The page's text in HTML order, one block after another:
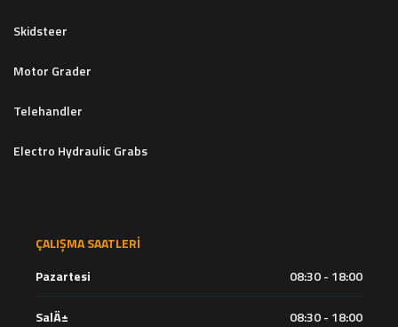
Skidsteer
Motor Grader
Telehandler
Electro Hydraulic Grabs
ÇALIŞMA SAATLERI
Pazartesi
08:30 - 18:00
SalÄ± 08:30 - 18:00